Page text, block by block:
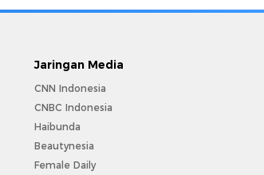
Jaringan Media
CNN Indonesia
CNBC Indonesia
Haibunda
Beautynesia
Female Daily